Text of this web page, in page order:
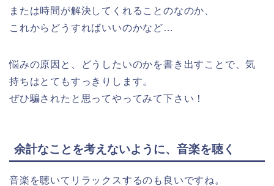
または時間が解決してくれることのなのか、
これからどうすればいいのかなど…
悩みの原因と、どうしたいのかを書き出すことで、気
持ちはとてもすっきりします。
ぜひ騙されたと思ってやってみて下さい！
余計なことを考えないように、音楽を聴く
音楽を聴いてリラックスするのも良いですね。